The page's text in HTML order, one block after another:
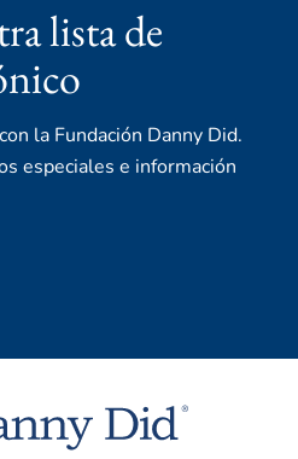
lista de
la Fundación Danny Did.
especiales e información